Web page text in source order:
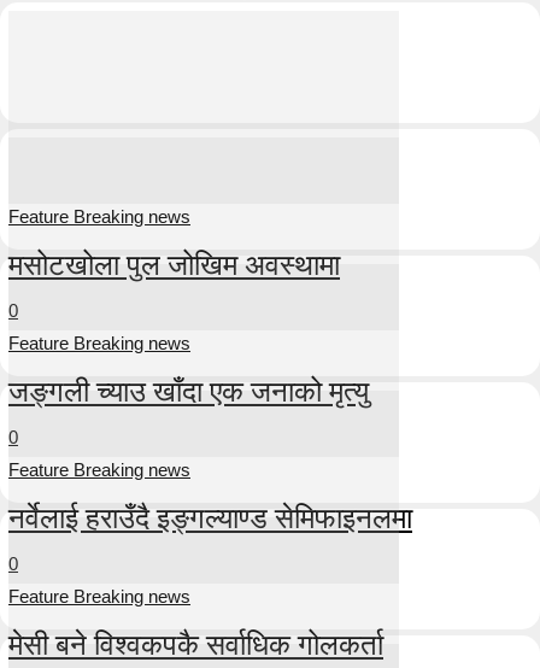
Feature Breaking news
मसोटखोला पुल जोखिम अवस्थामा
0
Feature Breaking news
जङ्गली च्याउ खाँदा एक जनाको मृत्यु
0
Feature Breaking news
नर्वेलाई हराउँदै इङ्गल्याण्ड सेमिफाइनलमा
0
Feature Breaking news
मेसी बने विश्वकपकै सर्वाधिक गोलकर्ता